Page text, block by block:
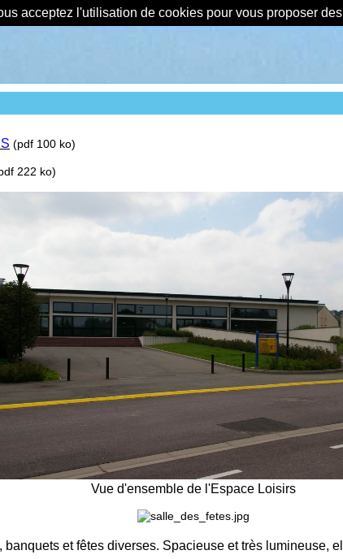
acceptez l'utilisation de cookies pour vous proposer
(pdf 100 ko)
222 ko)
Vue d'ensemble de l'Espace Loisirs
banquets et fêtes diverses. Spacieuse et très lumineuse,